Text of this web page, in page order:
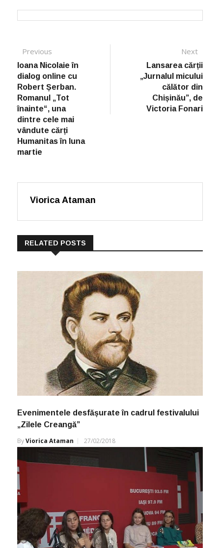
Post navigation
Previous
Ioana Nicolaie în
dialog online cu
Robert Șerban.
Romanul „Tot
înainte“, una
dintre cele mai
vândute cărți
Humanitas în luna
martie
Next
Lansarea cărții
„Jurnalul micului
călător din
Chișinău”, de
Victoria Fonari
Viorica Ataman
RELATED POSTS
Evenimentele desfășurate în cadrul festivalului
„Zilele Creangă”
ByViorica Ataman 27/02/2018